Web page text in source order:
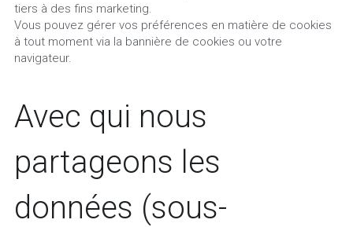
tiers à des fins marketing.
Vous pouvez gérer vos préférences en matière de cookies
à tout moment via la bannière de cookies ou votre
navigateur.
Avec qui nous
partageons les
données (sous-